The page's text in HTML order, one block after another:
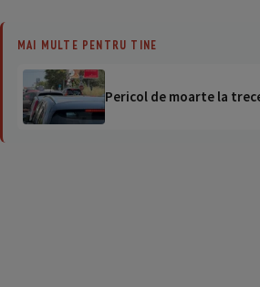
MAI MULTE PENTRU TINE
Pericol de moarte la